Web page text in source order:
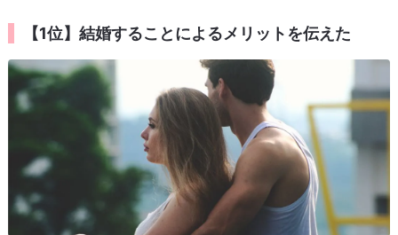
【1位】結婚することによるメリットを伝えた